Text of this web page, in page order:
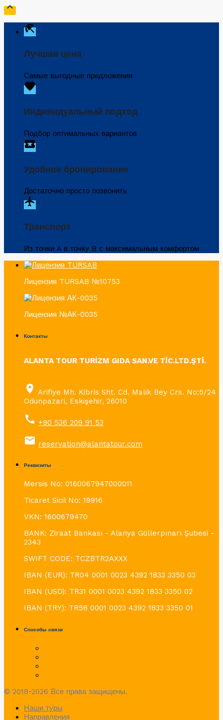

beach_access
Лучшая цена
Самые выгодные предложения
favorite
Индивидуальный подход
Подбор оптимальных вариантов
local_activity
Удобное бронирование
Достаточно просто позвонить
flight
Транспорт
Из точки A в точку B с максимальным комфортом
Лицензия TURSAB №10753
Лицензия №АК-0035
Контакты
ALANTA TOUR TURİZM GIDA SAN.VE TİC.LTD.ŞTİ.
place Arifiye Mh. Kibris Sht. Cd. Malik Bey Crs. No:5/24
Odunpazari, Eskişehir, 26010
call +90 536 209 91 53
email reservation@alantatour.com
Реквизиты
Mersis No: 0160067947000011
Ticaret Sicil No: 19916
VKN: 1600679470
BANK: Ziraat Bankası - Alanya Güllerpınarı Şubesi -
2343
SWIFT CODE: TCZBTR2AXXX
IBAN (EUR): TR04 0001 0023 4392 1833 3350 03
IBAN (USD): TR31 0001 0023 4392 1833 3350 02
IBAN (TRY): TR58 0001 0023 4392 1833 3350 01
Способы связи
© 2018-2026 Все права защищены.
Наши туры
Направления